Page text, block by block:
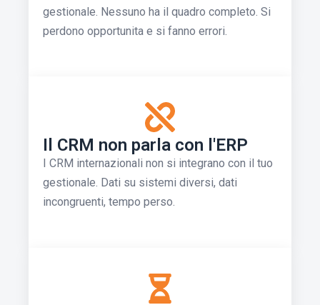
gestionale. Nessuno ha il quadro completo. Si
perdono opportunita e si fanno errori.
Il CRM non parla con l'ERP
I CRM internazionali non si integrano con il tuo
gestionale. Dati su sistemi diversi, dati
incongruenti, tempo perso.